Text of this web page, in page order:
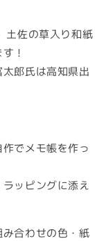
土佐の草入り和紙
！
太郎氏は高知県出
でメモ帳を作っ
ッピングに添え
合わせの色・紙